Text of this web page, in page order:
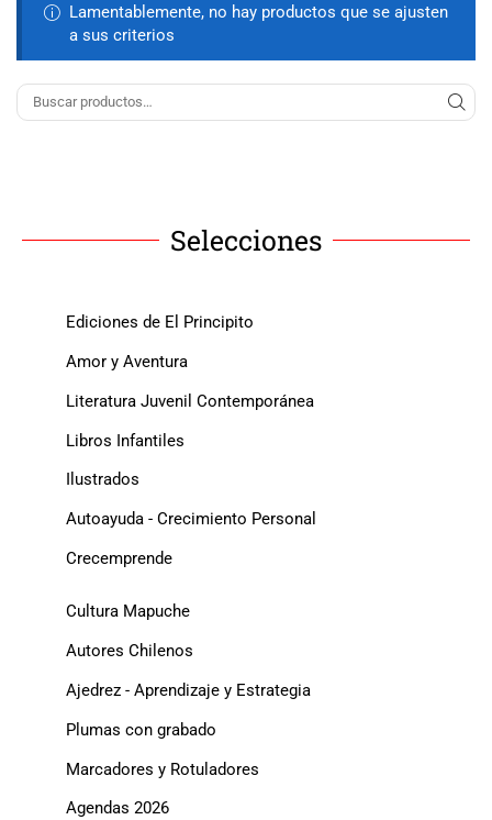
Lamentablemente, no hay productos que se ajusten
a sus criterios
Selecciones
Ediciones de El Principito
Amor y Aventura
Literatura Juvenil Contemporánea
Libros Infantiles
Ilustrados
Autoayuda - Crecimiento Personal
Crecemprende
Cultura Mapuche
Autores Chilenos
Ajedrez - Aprendizaje y Estrategia
Plumas con grabado
Marcadores y Rotuladores
Agendas 2026